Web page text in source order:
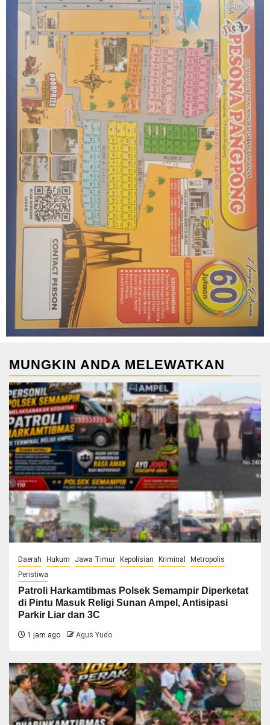
MUNGKIN ANDA MELEWATKAN
Daerah Hukum Jawa Timur Kepolisian Kriminal
Metropolis
Peristiwa
Patroli Harkamtibmas Polsek Semampir Diperketat
di Pintu Masuk Religi Sunan Ampel, Antisipasi
Parkir Liar dan 3C
1 jam ago Agus Yudo